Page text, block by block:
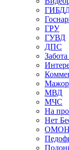
ГРУ
ГУВД
ДПС
МВД
МЧС
На
Нет
ОМОН